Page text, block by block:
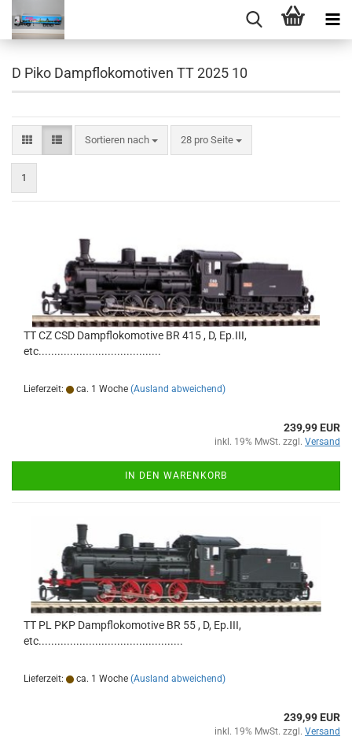
D Piko Dampflokomotiven TT 2025 10
Sortieren nach
Sortieren nach 28 pro Seite
pro Seite
1
TT CZ CSD Dampflokomotive BR 415 , D, Ep.III,
etc.......................................
Lieferzeit: ca. 1 Woche (Ausland abweichend)
239,99 EUR
inkl. 19% MwSt. zzgl. Versand
IN DEN WARENKORB
TT PL PKP Dampflokomotive BR 55 , D, Ep.III,
etc..............................................
Lieferzeit: ca. 1 Woche (Ausland abweichend)
239,99 EUR
inkl. 19% MwSt. zzgl. Versand